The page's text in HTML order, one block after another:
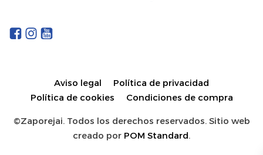
Aviso legal
Política de privacidad
Política de cookies
Condiciones de compra
©Zaporejai. Todos los derechos reservados. Sitio web
creado por POM Standard.